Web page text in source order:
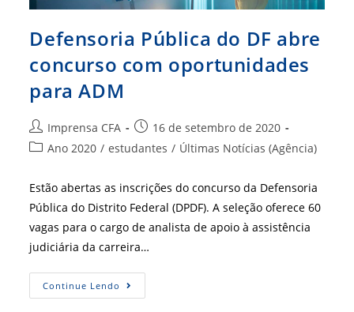
Defensoria Pública do DF abre
concurso com oportunidades
para ADM
Autor
do
Imprensa CFA
Post
publicado:
16 de setembro de 2020
Categoria
post:
Ano 2020 / estudantes / Últimas Notícias (Agência)
Estão abertas as inscrições do concurso da Defensoria
Pública do Distrito Federal (DPDF). A seleção oferece 60
vagas para o cargo de analista de apoio à assistência
judiciária da carreira…
Continue Lendo Defensoria
Pública